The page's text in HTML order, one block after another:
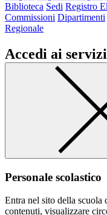
Biblioteca Sedi Registro
Commissioni Dipartimenti
Regionale
Accedi ai servizi
Personale scolastico
Entra nel sito della scuola
contenuti, visualizzare